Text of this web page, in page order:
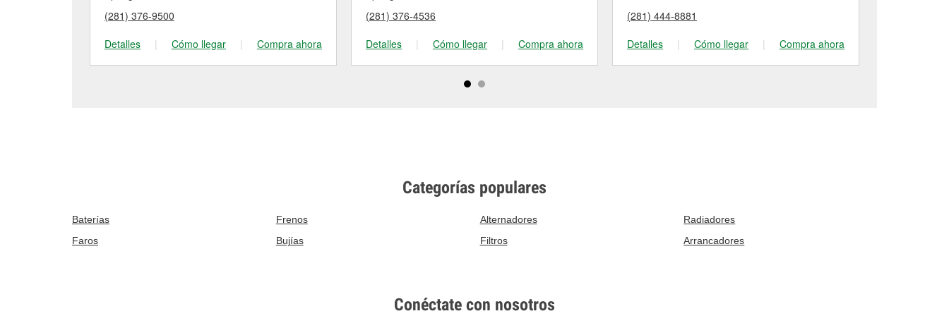
(281) 376-9500
Detalles
| Cómo llegar | Compra ahora
(281) 376-4536
Detalles
| Cómo llegar | Compra ahora
(281) 444-8881
Detalles
| Cómo llegar | Compra ahora
Categorías populares
Baterías Frenos Alternadores
Radiadores
Faros
Bujías Filtros Arrancadores
Conéctate con nosotros